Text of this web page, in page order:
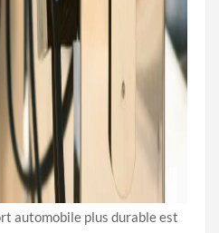
automobile plus durable est